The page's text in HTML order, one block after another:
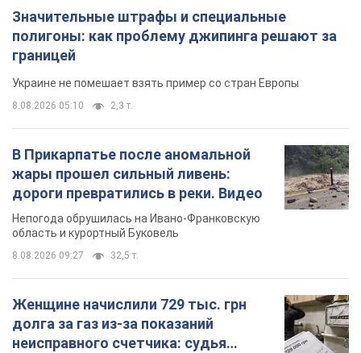
Значительные штрафы и специальные
полигоны: как проблему джипинга решают за
границей
Украине не помешает взять пример со стран Европы
8.08.2026 05:10 2,3 т.
В Прикарпатье после аномальной
жары прошел сильный ливень:
дороги превратились в реки. Видео
Непогода обрушилась на Ивано-Франковскую
область и курортный Буковель
8.08.2026 09:27 32,5 т.
Женщине начислили 729 тыс. грн
долга за газ из-за показаний
неисправного счетчика: судья